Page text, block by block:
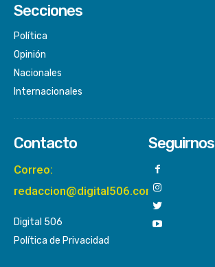
Secciones
Política
Opinión
Nacionales
Internacionales
Contacto
Correo:
redaccion@digital506.com
Digital 506
Política de Privacidad
Seguirnos